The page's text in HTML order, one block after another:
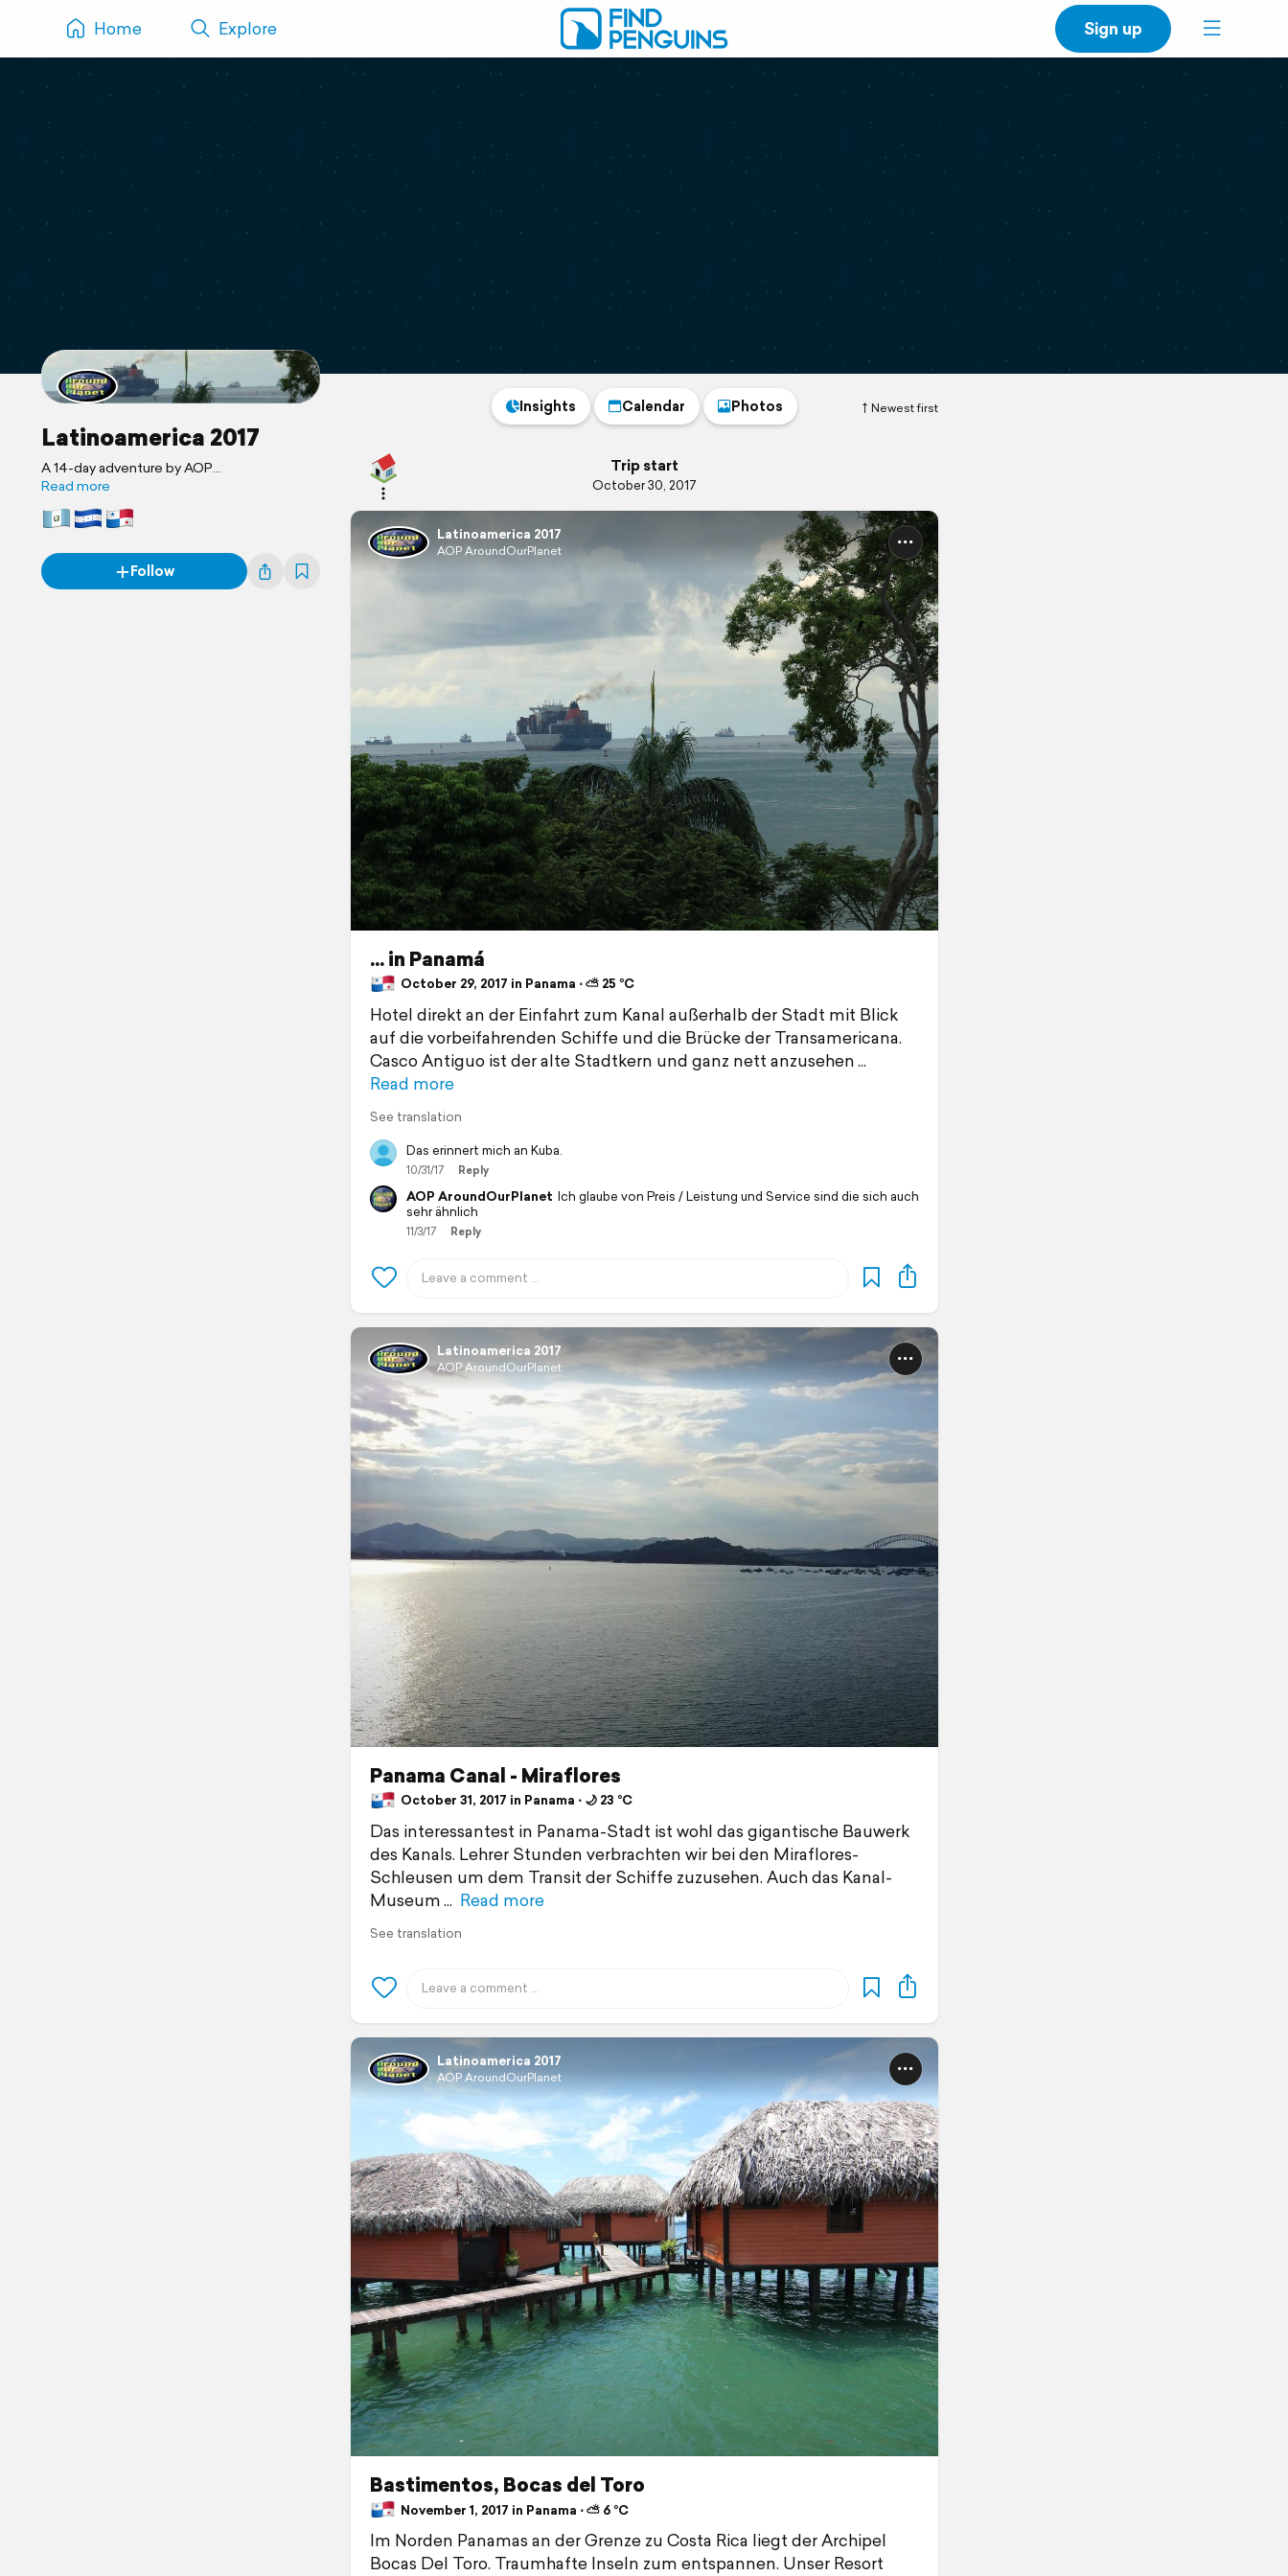
Home Explore Sign up
Latinoamerica 2017
A 14-day adventure by AOP
AroundOurPlanet
Read more
Follow
Newest first
Insights Calendar Photos
Trip start
October 30, 2017
Latinoamerica 2017
AOP AroundOurPlanet
... in Panamá
October 29, 2017 in Panama ⋅ ⛅ 25 °C
Hotel direkt an der Einfahrt zum Kanal außerhalb der Stadt mit Blick
auf die vorbeifahrenden Schiffe und die Brücke der Transamericana.
Casco Antiguo ist der alte Stadtkern und ganz nett anzusehen
Read more
See translation
Das erinnert mich an Kuba.
10/31/17 Reply
AOP AroundOurPlanet Ich glaube von Preis / Leistung und Service sind die sich auch
sehr ähnlich
11/3/17 Reply
Latinoamerica 2017
AOP AroundOurPlanet
Panama Canal - Miraflores
October 31, 2017 in Panama ⋅ 🌙 23 °C
Das interessantest in Panama-Stadt ist wohl das gigantische Bauwerk
des Kanals. Lehrer Stunden verbrachten wir bei den Miraflores-
Schleusen um dem Transit der Schiffe zuzusehen. Auch das Kanal-
Museum
Read more
See translation
Latinoamerica 2017
AOP AroundOurPlanet
Bastimentos, Bocas del Toro
November 1, 2017 in Panama ⋅ ⛅ 6 °C
Im Norden Panamas an der Grenze zu Costa Rica liegt der Archipel
Bocas Del Toro. Traumhafte Inseln zum entspannen. Unser Resort